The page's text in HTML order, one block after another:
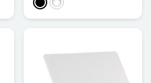
Noir Transparent
Blanc Transparent